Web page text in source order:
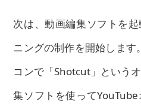
次は、動画編集ソフトを
ニングの制作を開始しま
コンで「Shotcut」という
集ソフトを使って